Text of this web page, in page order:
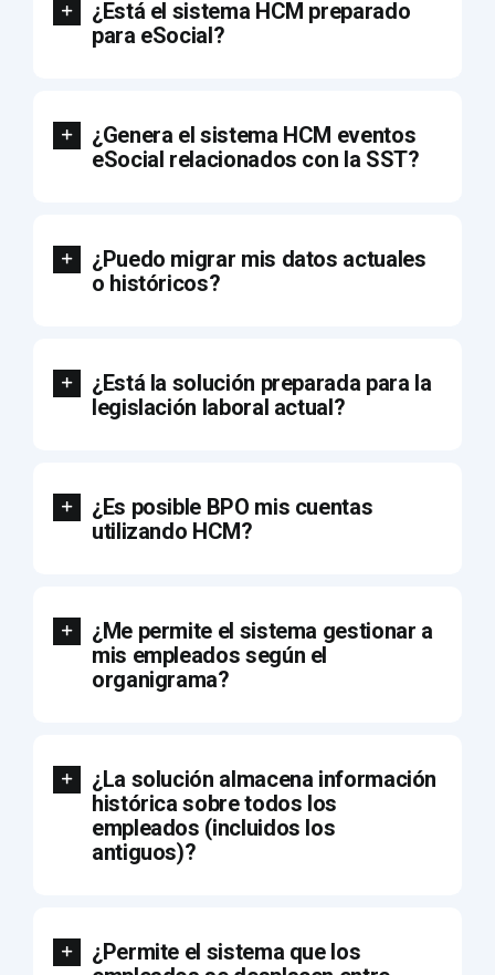
¿Está el sistema HCM preparado
para eSocial?
¿Genera el sistema HCM eventos
eSocial relacionados con la SST?
¿Puedo migrar mis datos actuales
o históricos?
¿Está la solución preparada para la
legislación laboral actual?
¿Es posible BPO mis cuentas
utilizando HCM?
¿Me permite el sistema gestionar a
mis empleados según el
organigrama?
¿La solución almacena información
histórica sobre todos los
empleados (incluidos los
antiguos)?
¿Permite el sistema que los